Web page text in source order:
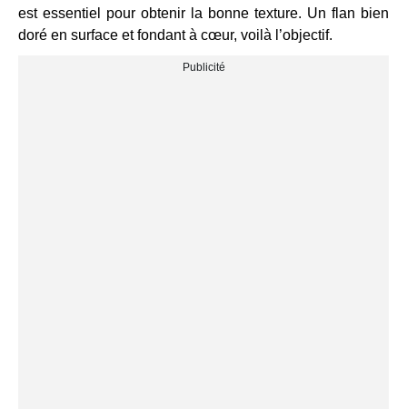
est essentiel pour obtenir la bonne texture. Un flan bien
doré en surface et fondant à cœur, voilà l’objectif.